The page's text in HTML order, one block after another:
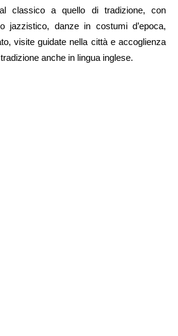
classico a quello di tradizione, con
jazzistico, danze in costumi d’epoca,
visite guidate nella città e accoglienza
anche in lingua inglese.